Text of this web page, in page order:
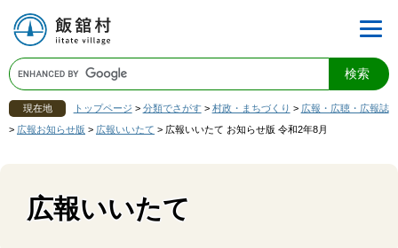
現在地 トップページ > 分類でさがす > 村政・まちづくり > 広報・広聴・広報誌
> 広報お知らせ版 > 広報いいたて > 広報いいたて お知らせ版 令和2年8月
広報いいたて